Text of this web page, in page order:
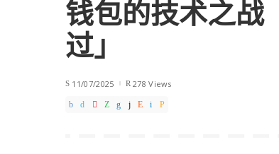
钱包的技术之战
过」
11/07/2025 278 Views